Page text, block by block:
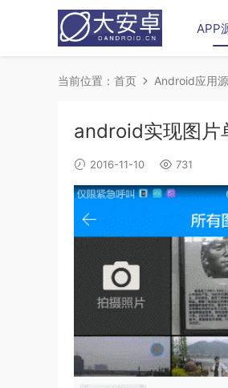
APP
当前位置： 首页 Android应用
android实现图片
2016-11-10 731